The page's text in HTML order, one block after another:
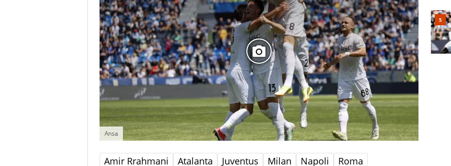
Ansa
Amir Rrahmani Atalanta Juventus Milan Napoli Roma